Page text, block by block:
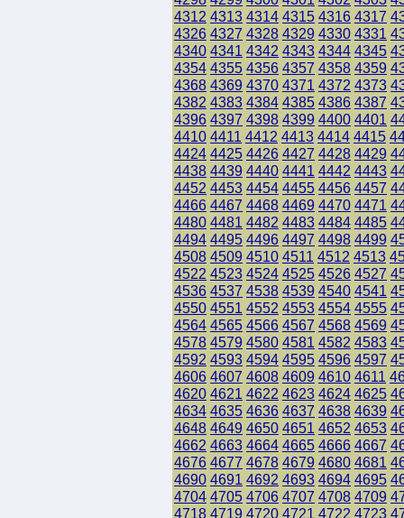
4312 4313 4314 4315 4316 4317
4326 4327 4328 4329 4330 4331
4340 4341 4342 4343 4344 4345
4354 4355 4356 4357 4358 4359
4368 4369 4370 4371 4372 4373
4382 4383 4384 4385 4386 4387
4396 4397 4398 4399 4400 4401
4410 4411 4412 4413 4414 4415
4424 4425 4426 4427 4428 4429
4438 4439 4440 4441 4442 4443
4452 4453 4454 4455 4456 4457
4466 4467 4468 4469 4470 4471
4480 4481 4482 4483 4484 4485
4494 4495 4496 4497 4498 4499
4508 4509 4510 4511 4512 4513
4522 4523 4524 4525 4526 4527
4536 4537 4538 4539 4540 4541
4550 4551 4552 4553 4554 4555
4564 4565 4566 4567 4568 4569
4578 4579 4580 4581 4582 4583
4592 4593 4594 4595 4596 4597
4606 4607 4608 4609 4610 4611
4620 4621 4622 4623 4624 4625
4634 4635 4636 4637 4638 4639
4648 4649 4650 4651 4652 4653
4662 4663 4664 4665 4666 4667
4676 4677 4678 4679 4680 4681
4690 4691 4692 4693 4694 4695
4704 4705 4706 4707 4708 4709
4718 4719 4720 4721 4722 4723